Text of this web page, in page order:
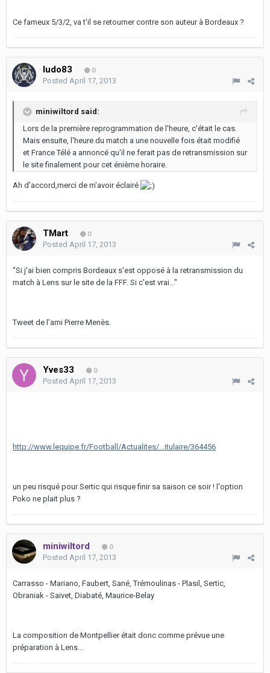
Ce fameux 5/3/2, va t'il se retourner contre son auteur à Bordeaux ?
ludo83 0
Posted April 17, 2013
miniwiltord said:
Lors de la première reprogrammation de l'heure, c'était le cas.
Mais ensuite, l'heure du match a une nouvelle fois était modifié
et France Télé a annoncé qu'il ne ferait pas de retransmission sur
le site finalement pour cet énième horaire.
Ah d'accord,merci de m'avoir éclairé
TMart 0
Posted April 17, 2013
"Si j'ai bien compris Bordeaux s'est opposé à la retransmission du
match à Lens sur le site de la FFF. Si c'est vrai..."
Tweet de l'ami Pierre Menès.
Yves33 0
Posted April 17, 2013
http://www.lequipe.fr/Football/Actualites/...itulaire/364456
un peu risqué pour Sertic qui risque finir sa saison ce soir ! l'option
Poko ne plait plus ?
miniwiltord 0
Posted April 17, 2013
Carrasso - Mariano, Faubert, Sané, Trémoulinas - Plasil, Sertic,
Obraniak - Saivet, Diabaté, Maurice-Belay
La composition de Montpellier était donc comme prévue une
préparation à Lens...